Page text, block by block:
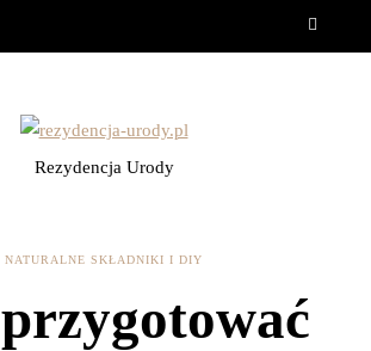
Rezydencja Urody
NATURALNE SKŁADNIKI I DIY